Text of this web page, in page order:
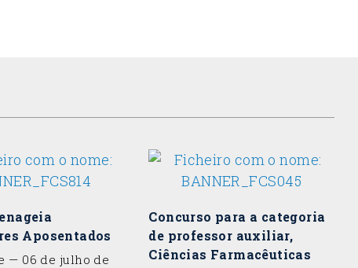
Aposentados
— 06 de julho de
Concurso para a categoria
de professor auxiliar,
Ciências Farmacêuticas